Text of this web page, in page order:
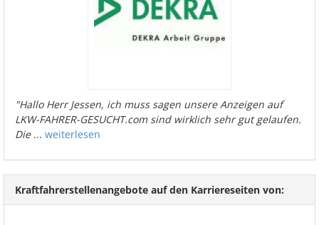
"Hallo Herr Jessen, ich muss sagen unsere Anzeigen auf
LKW-FAHRER-GESUCHT.com sind wirklich sehr gut gelaufen.
Die... weiterlesen
Kraftfahrerstellenangebote auf den Karriereseiten von: